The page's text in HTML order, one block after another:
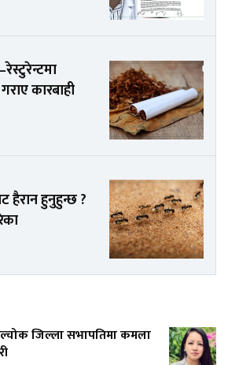
कारबाही
हुनुहुन्छ ?
जिल्ला सभापतिमा कमला